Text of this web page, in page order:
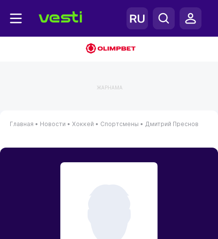
ЖАРНАМА
Главная • Новости • Хоккей • Спортсмены • Дмитрий Преснов